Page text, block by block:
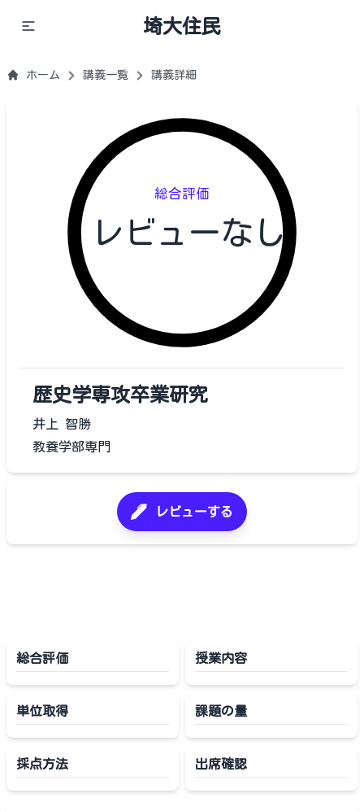
埼大住民
ホーム 講義一覧 講義詳細
総合評価
レビューなし
歴史学専攻卒業研究
井上 智勝
教養学部専門
レビューする
総合評価 授業内容
単位取得 課題の量
採点方法 出席確認